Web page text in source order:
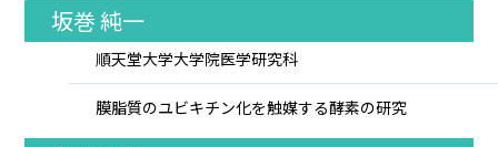
坂巻 純一
順天堂大学大学院医学研究科
膜脂質のユビキチン化を触媒する酵素の研究